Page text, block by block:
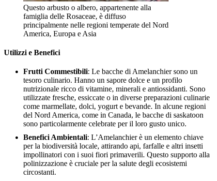
Questo arbusto o albero, appartenente alla
famiglia delle Rosaceae, è diffuso
principalmente nelle regioni temperate del Nord
America, Europa e Asia
Utilizzi e Benefici
Frutti Commestibili: Le bacche di Amelanchier sono un
tesoro culinario. Hanno un sapore dolce e un profilo
nutrizionale ricco di vitamine, minerali e antiossidanti. Sono
utilizzate fresche, essiccate o in diverse preparazioni culinarie
come marmellate, dolci, yogurt e bevande. In alcune regioni
del Nord America, come in Canada, le bacche di saskatoon
sono particolarmente celebrate per il loro gusto unico.
Benefici Ambientali: L’Amelanchier è un elemento chiave
per la biodiversità locale, attirando api, farfalle e altri insetti
impollinatori con i suoi fiori primaverili. Questo supporto alla
polinizzazione è cruciale per la salute degli ecosistemi
circostanti.